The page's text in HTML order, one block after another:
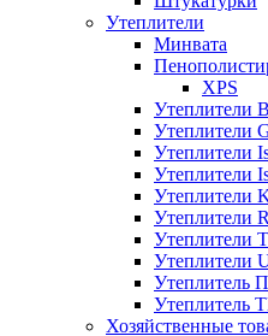
Утеплители
Минвата
XPS
Утеплители
Утеплители
Утеплители
Утеплители
Утеплители
Утеплители
Утеплители
Утеплители
Хозяйственные